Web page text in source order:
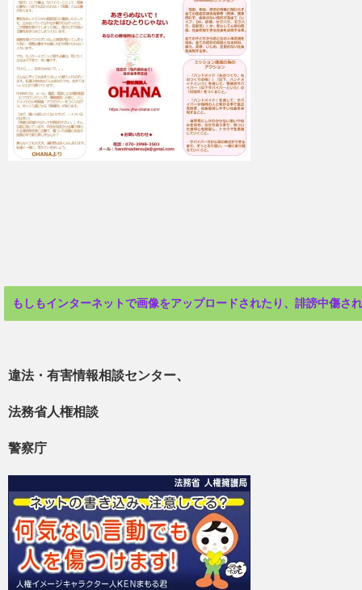
もしもインターネットで画像をアップロードされたり、誹謗中傷さ
違法・有害情報相談センター、
法務省人権相談
警察庁